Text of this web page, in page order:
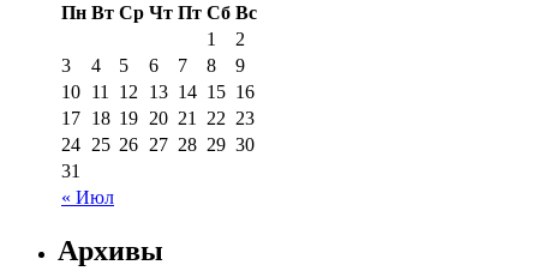
Пн Вт Ср Чт Пт Сб Вс
« Июл
1
2
3
4 5 6 7 8
9
10 11 12 13 14 15 16
17 18 19 20 21 22 23
24 25 26 27 28 29 30
31
Архивы